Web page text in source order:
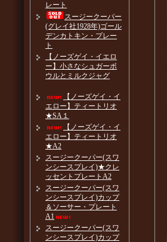
レート
スージークーパー
(グレイ社1928年)ゴール
デンカトキン・プレー
ト
【ノーズゲイ・イエロ
ー】小さなシュガーボ
ウルとミルクジャグ
【ノーズゲイ・イ
エロー】ティートリオ
★SA１
【ノーズゲイ・イ
エロー】ティートリオ
★A2
スージークーパー(スワ
ンシースプレイ)★クレ
ッセントプレートA2
スージークーパー(スワ
ンシースプレイ)カップ
＆ソーサー・プレート
A1
スージークーパー(スワ
ンシースプレイ)カップ